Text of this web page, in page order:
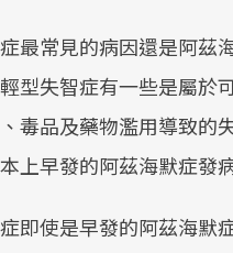
最常見的病因還是阿茲
型失智症有一些是屬於
毒品及藥物濫用導致的
上早發的阿茲海默症發
即使是早發的阿茲海默